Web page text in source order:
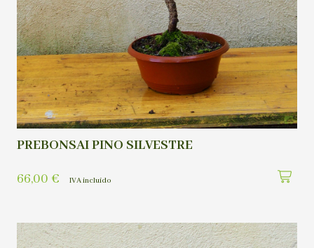
PREBONSAI PINO SILVESTRE
66,00 € IVA incluído